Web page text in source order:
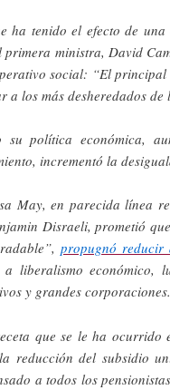
ha tenido el efecto de
primera ministra, David
social: “El principal
a los más desheredados
su política económica,
incrementó la
May, en parecida línea
Disraeli, prometió
propugnó reducir
a liberalismo económico,
y grandes corporaciones.
que se le ha ocurrido
reducción del subsidio
a todos los